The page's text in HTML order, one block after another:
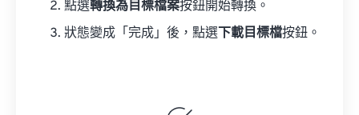
點選轉換為目標檔案按鈕開始轉換。
狀態變成「完成」後，點選 下載目標檔按鈕。